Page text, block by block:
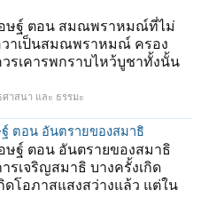
ษฐ์ ตอน สมณพราหมณ์ที่ไม่
าเป็นสมณพราหมณ์ ครอง
รเคารพกราบไหว้บูชาทั้งนั้น
าสนา และ ธรรมะ
ตอน อันตรายของสมาธิ
ษฐ์ ตอน อันตรายของสมาธิ
รเจริญสมาธิ บางครั้งเกิด
ดโอภาสแสงสว่างแล้ว แต่ใน